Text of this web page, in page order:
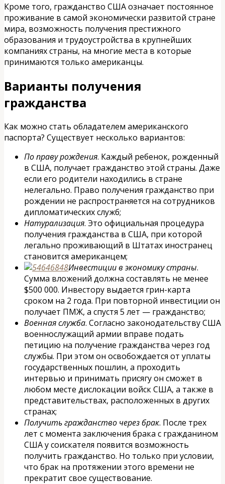
Кроме того, гражданство США означает постоянное
проживание в самой экономически развитой стране
мира, возможность получения престижного
образования и трудоустройства в крупнейших
компаниях страны, на многие места в которые
принимаются только американцы.
Варианты получения
гражданства
Как можно стать обладателем американского
паспорта? Существует несколько вариантов:
По праву рождения. Каждый ребенок, рожденный
в США, получает гражданство этой страны. Даже
если его родители находились в стране
нелегально. Право получения гражданство при
рождении не распространяется на сотрудников
дипломатических служб;
Натурализация. Это официальная процедура
получения гражданства в США, при которой
легально проживающий в Штатах иностранец
становится американцем;
Инвестиции в экономику страны.
Сумма вложений должна составлять не менее
$500 000. Инвестору выдается грин-карта
сроком на 2 года. При повторной инвестиции он
получает ПМЖ, а спустя 5 лет — гражданство;
Военная служба. Согласно законодательству США
военнослужащий армии вправе подать
петицию на получение гражданства через год
службы. При этом он освобождается от уплаты
государственных пошлин, а проходить
интервью и принимать присягу он сможет в
любом месте дислокации войск США, а также в
представительствах, расположенных в других
странах;
Получить гражданство через брак. После трех
лет с момента заключения брака с гражданином
США у соискателя появится возможность
получить гражданство. Но только при условии,
что брак на протяжении этого времени не
прекратит свое существование.